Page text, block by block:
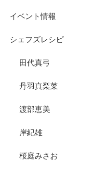
イベント情報
シェフズレシピ
田代真弓
丹羽真梨菜
渡部恵美
岸紀雄
桜庭みさお